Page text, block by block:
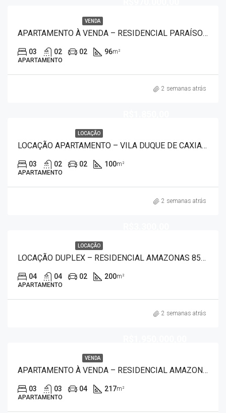
VENDA
APARTAMENTO À VENDA – RESIDENCIAL PARAÍSO 7526
03 02 02 96m²
APARTAMENTO
2 semanas atrás
LOCAÇÃO
LOCAÇÃO APARTAMENTO – VILA DUQUE DE CAXIAS 8554
03 02 02 100m²
APARTAMENTO
2 semanas atrás
LOCAÇÃO
LOCAÇÃO DUPLEX – RESIDENCIAL AMAZONAS 8555
04 04 02 200m²
APARTAMENTO
2 semanas atrás
VENDA
APARTAMENTO À VENDA – RESIDENCIAL AMAZONAS 9550
03 03 04 217m²
APARTAMENTO